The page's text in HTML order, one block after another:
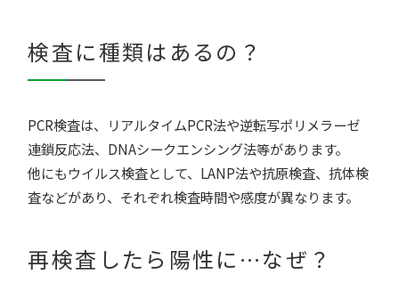
検査に種類はあるの？
PCR検査は、リアルタイムPCR法や逆転写ポリメラーゼ
連鎖反応法、DNAシークエンシング法等があります。
他にもウイルス検査として、LANP法や抗原検査、抗体検
査などがあり、それぞれ検査時間や感度が異なります。
再検査したら陽性に…なぜ？